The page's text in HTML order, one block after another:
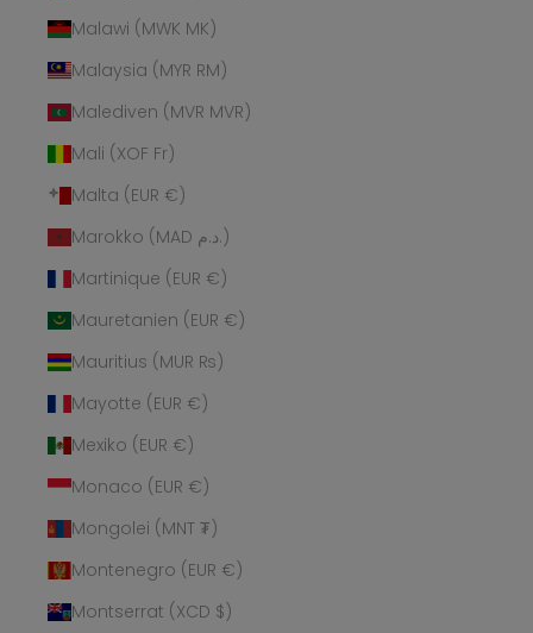
Malawi (MWK MK)
Malaysia (MYR RM)
Malediven (MVR MVR)
Mali (XOF Fr)
Malta (EUR €)
Marokko (MAD د.م.)
Martinique (EUR €)
Mauretanien (EUR €)
Mauritius (MUR ₨)
Mayotte (EUR €)
Mexiko (EUR €)
Monaco (EUR €)
Mongolei (MNT ₮)
Montenegro (EUR €)
Montserrat (XCD $)